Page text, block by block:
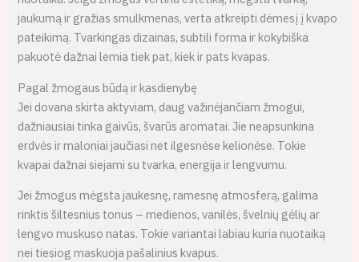
jaukumą ir gražias smulkmenas, verta atkreipti dėmesį į kvapo
pateikimą. Tvarkingas dizainas, subtili forma ir kokybiška
pakuotė dažnai lemia tiek pat, kiek ir pats kvapas.
Pagal žmogaus būdą ir kasdienybę
Jei dovana skirta aktyviam, daug važinėjančiam žmogui,
dažniausiai tinka gaivūs, švarūs aromatai. Jie neapsunkina
erdvės ir maloniai jaučiasi net ilgesnėse kelionėse. Tokie
kvapai dažnai siejami su tvarka, energija ir lengvumu.
Jei žmogus mėgsta jaukesnę, ramesnę atmosferą, galima
rinktis šiltesnius tonus – medienos, vanilės, švelnių gėlių ar
lengvo muskuso natas. Tokie variantai labiau kuria nuotaiką
nei tiesiog maskuoja pašalinius kvapus.